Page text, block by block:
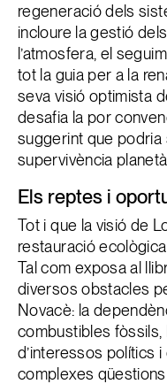
regeneració dels
incloure la gestió
l’atmosfera, el
tot la guia per a la
seva visió optimista
desafia la por
suggerint que podria
supervivència
Els reptes i
Tot i que la visió de
restauració
Tal com exposa al
diversos obstacles
Novacè: la
combustibles fòssils,
d’interessos polítics
complexes